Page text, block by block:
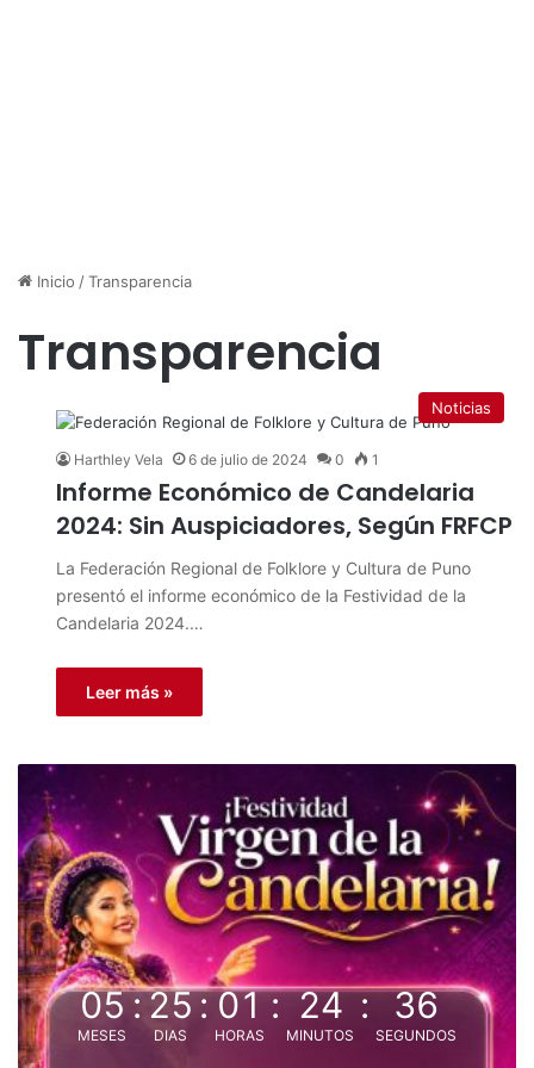
Inicio /Transparencia
Transparencia
Noticias
Harthley Vela 6 de julio de 2024 0 1
Informe Económico de Candelaria
2024: Sin Auspiciadores, Según FRFCP
La Federación Regional de Folklore y Cultura de Puno
presentó el informe económico de la Festividad de la
Candelaria 2024.…
Leer más »
05
MESES
:25
DIAS
:01
HORAS
: 24
MINUTOS
: 36
SEGUNDOS